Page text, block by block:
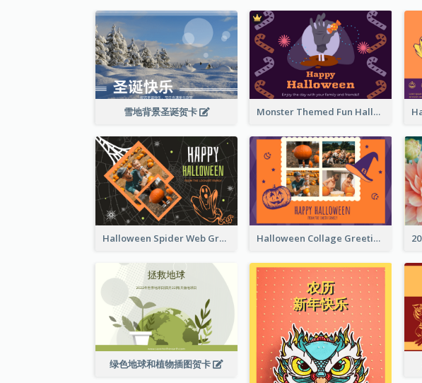
雪地背景圣诞贺卡 Monster Themed Fun Halloween Greeting Card
Halloween Spider Web Greeting Card Halloween Collage Greeting Card
绿色地球和植物插图贺卡